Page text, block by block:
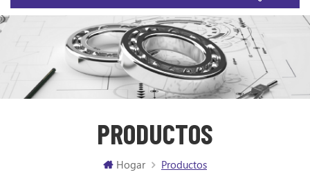
PRODUCTOS
Hogar Productos